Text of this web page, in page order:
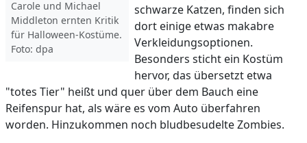
Carole und Michael
Middleton ernten Kritik
für Halloween-Kostüme.
Foto: dpa
schwarze Katzen, finden sich
dort einige etwas makabre
Verkleidungsoptionen.
Besonders sticht ein Kostüm
hervor, das übersetzt etwa
"totes Tier" heißt und quer über dem Bauch eine
Reifenspur hat, als wäre es vom Auto überfahren
worden. Hinzukommen noch bludbesudelte Zombies.